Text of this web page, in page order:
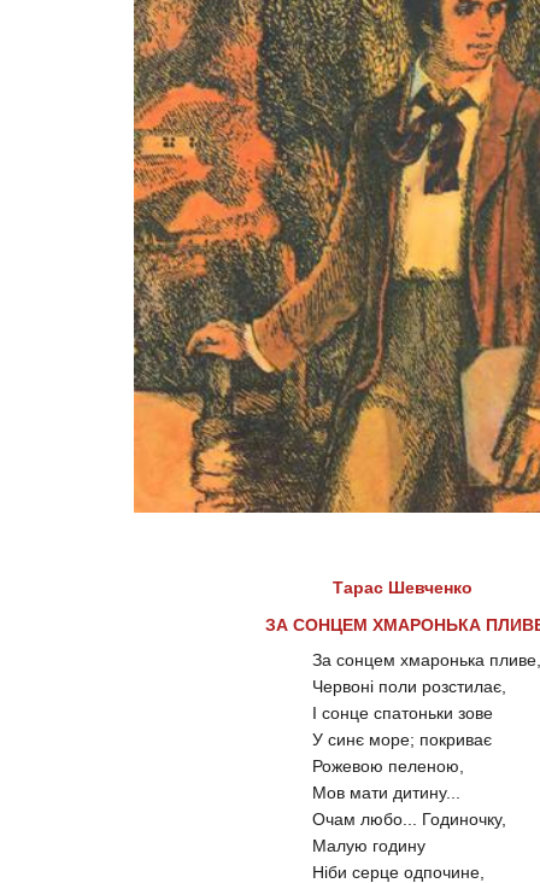
Тарас Шевченко
ЗА СОНЦЕМ ХМАРОНЬКА
Зa сонцем хмаронька пливе,
Червоні поли розстилає,
І сонце спатоньки зове
У синє море; покриває
Рожевою пеленою,
Мов мати дитину...
Очам любо... Годиночку,
Малую годину
Ніби серце одпочине,